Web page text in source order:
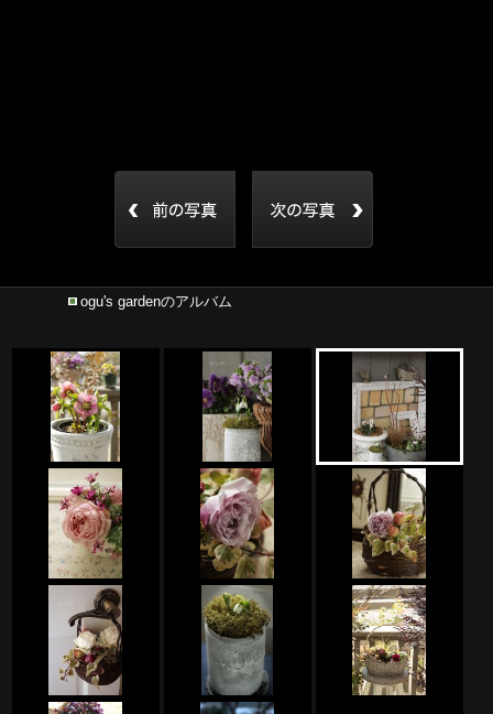
ogu's gardenのアルバム